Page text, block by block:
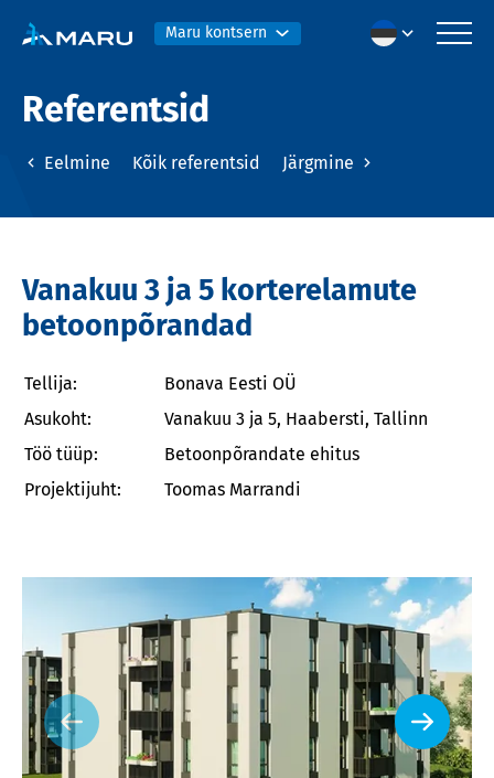
Maru kontsern
Referentsid
Eelmine Kõik referentsid Järgmine
Vanakuu 3 ja 5 korterelamute
betoonpõrandad
Tellija:
Bonava Eesti OÜ
Asukoht:
Vanakuu 3 ja 5, Haabersti, Tallinn
Töö tüüp:
Betoonpõrandate ehitus
Projektijuht:
Toomas Marrandi